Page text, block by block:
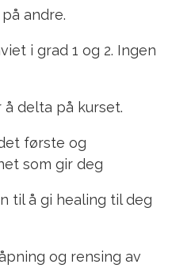
1 og 2. Ingen
på kurset.
og
som gir deg
gi healing til deg
og rensing av